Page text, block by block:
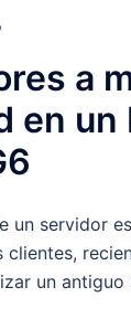
a
en un
un servidor
clientes,
un